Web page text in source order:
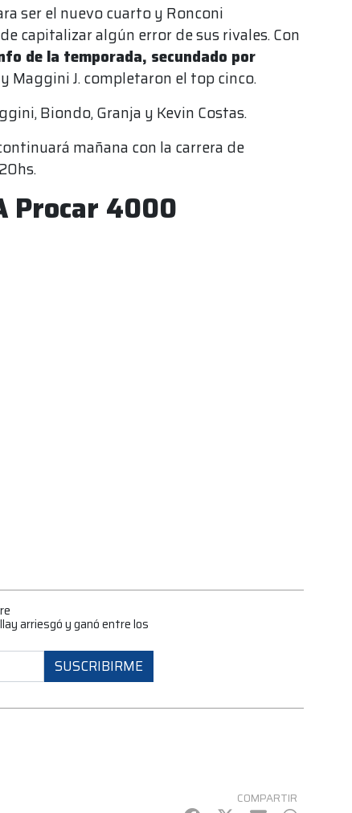
ser el nuevo cuarto y Ronconi
capitalizar algún error de sus rivales. Con
de la temporada, secundado por
Maggini J. completaron el top cinco.
Biondo, Granja y Kevin Costas.
mañana con la carrera de
Procar 4000
arriesgó y ganó entre los
SUSCRIBIRME
COMPARTIR